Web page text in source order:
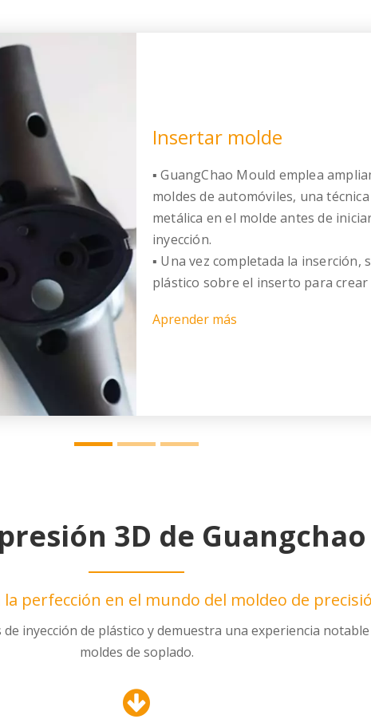
Insertar molde
▪ GuangChao Mould emplea
moldes de automóviles, una
metálica en el molde antes de
inyección.
▪ Una vez completada la inserción,
plástico sobre el inserto para
Aprender más
3D de
la perfección en el mundo del moldeo de
inyección de plástico y demuestra una experiencia
moldes de soplado.